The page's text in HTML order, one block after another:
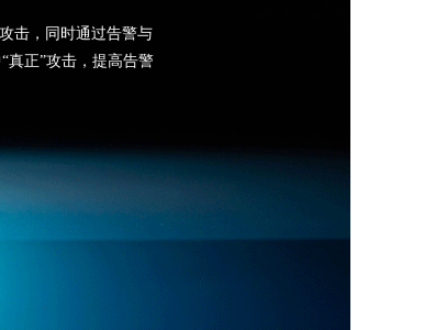
击，同时通过告警与
真正”攻击，提高告警